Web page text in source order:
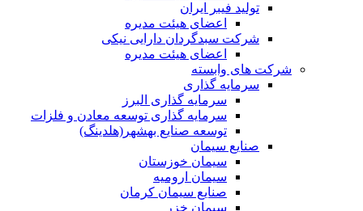
تولید فیبر ایران
اعضای هیئت مدیره
شرکت سبدگردان دارایی نیکی
اعضای هیئت مدیره
شرکت های وابسته
سرمایه گذاری
سرمایه گذاری البرز
سرمایه گذاری توسعه معادن و فلزات
توسعه‌ صنایع‌ بهشهر(هلدینگ)
صنایع سیمان
سیمان خوزستان
سیمان ارومیه
صنایع سیمان کرمان
سیمان خزر